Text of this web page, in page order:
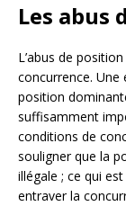
Les abus
L’abus de
concurrence.
position
suffisamment
conditions de
souligner que la
illégale ; ce qui
entraver la